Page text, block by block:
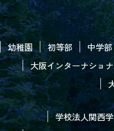
幼稚園 初等部 中学部
大阪インターナショ
学校法人関西